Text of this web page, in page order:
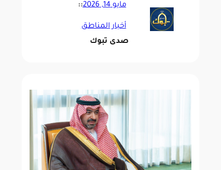
مايو 14, 2026 ::
أخبار المناطق
صدى تبوك